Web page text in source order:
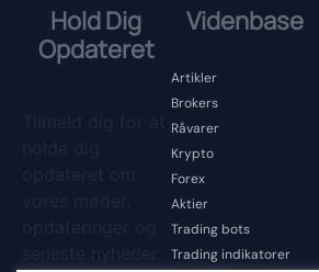
Hold Dig
Opdateret
Videnbase
Artikler
Brokers
Råvarer
Krypto
Forex
Aktier
Trading bots
Trading indikatorer